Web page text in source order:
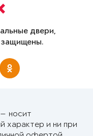
двери,
защищены.
носит
характер и ни при